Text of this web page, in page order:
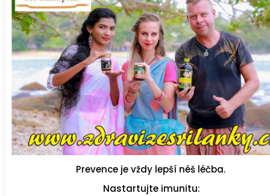
Prevence je vždy lepší néš léčba.
Nastartujte imunitu: